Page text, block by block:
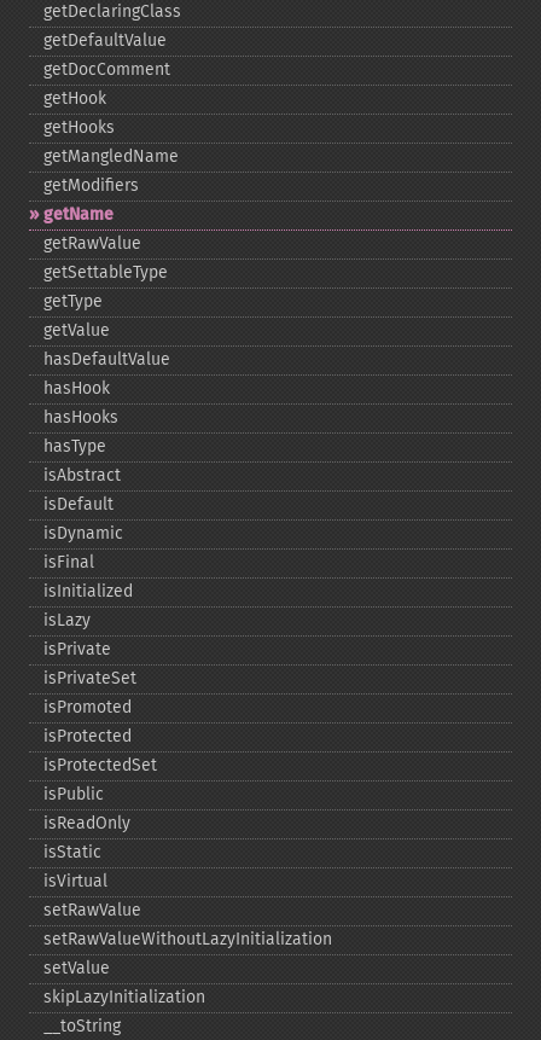
getDeclaringClass
getDefaultValue
getDocComment
getHook
getHooks
getMangledName
getModifiers
getName
getRawValue
getSettableType
getType
getValue
hasDefaultValue
hasHook
hasHooks
hasType
isAbstract
isDefault
isDynamic
isFinal
isInitialized
isLazy
isPrivate
isPrivateSet
isPromoted
isProtected
isProtectedSet
isPublic
isReadOnly
isStatic
isVirtual
setRawValue
setRawValueWithoutLazyInitialization
setValue
skipLazyInitialization
_​_​toString